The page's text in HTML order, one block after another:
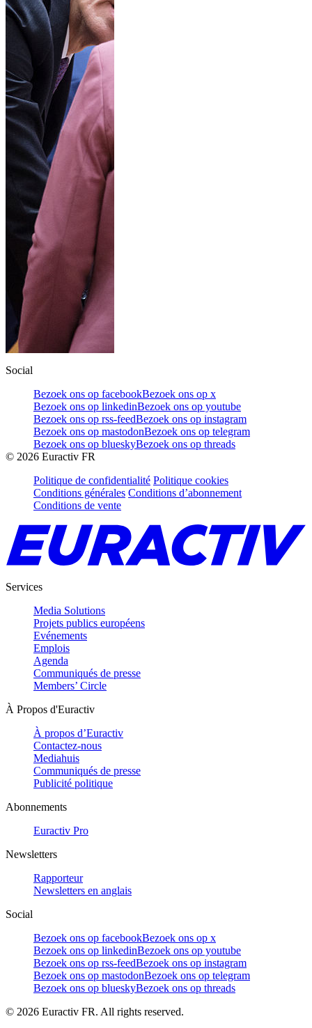
Social
Bezoek ons op facebookBezoek ons op x
Bezoek ons op linkedinBezoek ons op youtube
Bezoek ons op rss-feedBezoek ons op instagram
Bezoek ons op mastodonBezoek ons op telegram
Bezoek ons op blueskyBezoek ons op threads
© 2026 Euractiv FR
Politique de confidentialité Politique cookies
Conditions générales Conditions d’abonnement
Conditions de vente
Services
Media Solutions
Projets publics européens
Evénements
Emplois
Agenda
Communiqués de presse
Members’ Circle
À Propos d'Euractiv
À propos d’Euractiv
Contactez-nous
Mediahuis
Communiqués de presse
Publicité politique
Abonnements
Euractiv Pro
Newsletters
Rapporteur
Newsletters en anglais
Social
Bezoek ons op facebookBezoek ons op x
Bezoek ons op linkedinBezoek ons op youtube
Bezoek ons op rss-feedBezoek ons op instagram
Bezoek ons op mastodonBezoek ons op telegram
Bezoek ons op blueskyBezoek ons op threads
© 2026 Euractiv FR. All rights reserved.